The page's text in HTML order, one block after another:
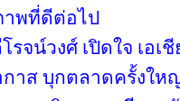
าพที่ดีต่อไป
จน์วงศ์ เปิดใจ เอเ
าส บุกตลาดครั้งให